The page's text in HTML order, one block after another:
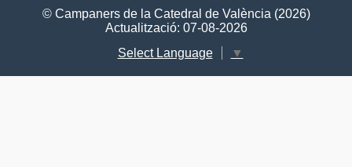
© Campaners de la Catedral de València (2026)
Actualització: 07-08-2026
Select Language
▼